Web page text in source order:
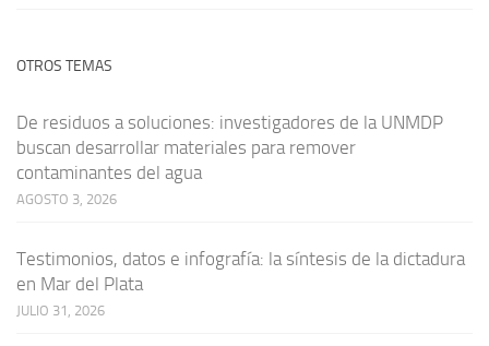
OTROS TEMAS
De residuos a soluciones: investigadores de la UNMDP
buscan desarrollar materiales para remover
contaminantes del agua
AGOSTO 3, 2026
Testimonios, datos e infografía: la síntesis de la dictadura
en Mar del Plata
JULIO 31, 2026